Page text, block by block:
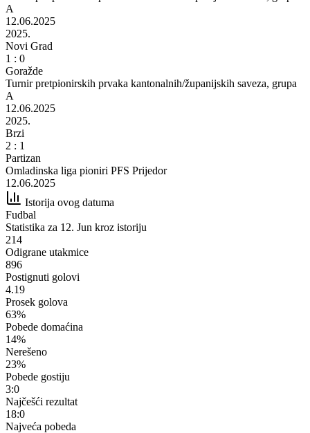
A
12.06.2025
2025.
Novi Grad
1 : 0
Goražde
Turnir pretpionirskih prvaka kantonalnih/županijskih saveza, grupa
A
12.06.2025
2025.
Brzi
2 : 1
Partizan
Omladinska liga pioniri PFS Prijedor
12.06.2025
Istorija ovog datuma
Fudbal
Statistika za 12. Jun kroz istoriju
214
Odigrane utakmice
896
Postignuti golovi
4.19
Prosek golova
63%
Pobede domaćina
14%
Nerešeno
23%
Pobede gostiju
3:0
Najčešći rezultat
18:0
Najveća pobeda